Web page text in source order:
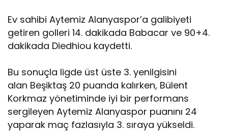
Ev sahibi Aytemiz Alanyaspor’a galibiyeti
getiren golleri 14. dakikada Babacar ve 90+4.
dakikada Diedhiou kaydetti.
Bu sonuçla ligde üst üste 3. yenilgisini
alan Beşiktaş 20 puanda kalırken, Bülent
Korkmaz yönetiminde iyi bir performans
sergileyen Aytemiz Alanyaspor puanını 24
yaparak maç fazlasıyla 3. sıraya yükseldi.